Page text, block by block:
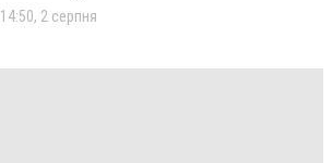
14:50, 2 серпня